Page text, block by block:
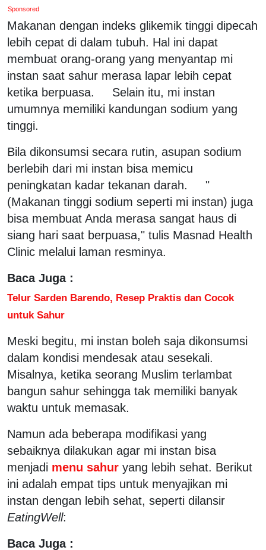
Sponsored
Makanan dengan indeks glikemik tinggi dipecah
lebih cepat di dalam tubuh. Hal ini dapat
membuat orang-orang yang menyantap mi
instan saat sahur merasa lapar lebih cepat
ketika berpuasa. Selain itu, mi instan
umumnya memiliki kandungan sodium yang
tinggi.
Bila dikonsumsi secara rutin, asupan sodium
berlebih dari mi instan bisa memicu
peningkatan kadar tekanan darah. "
(Makanan tinggi sodium seperti mi instan) juga
bisa membuat Anda merasa sangat haus di
siang hari saat berpuasa," tulis Masnad Health
Clinic melalui laman resminya.
Baca Juga :
Telur Sarden Barendo, Resep Praktis dan Cocok
untuk Sahur
Meski begitu, mi instan boleh saja dikonsumsi
dalam kondisi mendesak atau sesekali.
Misalnya, ketika seorang Muslim terlambat
bangun sahur sehingga tak memiliki banyak
waktu untuk memasak.
Namun ada beberapa modifikasi yang
sebaiknya dilakukan agar mi instan bisa
menjadi menu sahur yang lebih sehat. Berikut
ini adalah empat tips untuk menyajikan mi
instan dengan lebih sehat, seperti dilansir
EatingWell:
Baca Juga :